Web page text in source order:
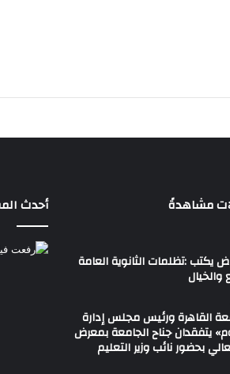
مشاهدةً
يكتب :تظلمات الثانوية العامة
والخيال
القاهرة ورئيس مجلس إدارة
يتفقدان جناح الجامعة بمعرض
بحضور نائب وزير التعليم
أحدث